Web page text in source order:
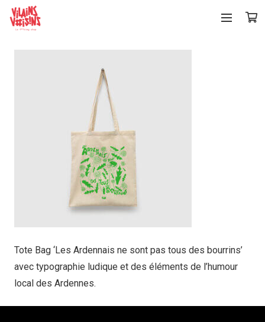
Tote Bag ‘Les Ardennais ne sont pas tous des bourrins’
avec typographie ludique et des éléments de l’humour
local des Ardennes.